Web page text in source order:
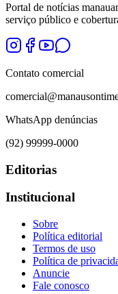
Portal de notícias
serviço público e
Contato comercial
WhatsApp denúncias
(92) 99999-0000
Editorias
Institucional
Sobre
Política editorial
Termos de uso
Política de
Anuncie
Fale conosco